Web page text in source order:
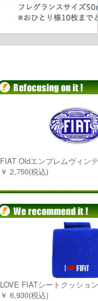
FIAT Oldエンブレムヴィン
￥ 2,750(税込)
LOVE FIATシートクッショ
￥ 6,930(税込)